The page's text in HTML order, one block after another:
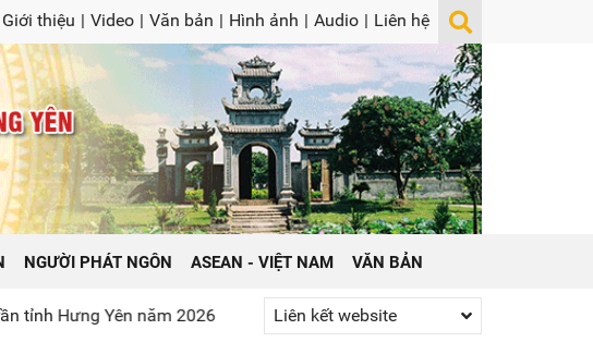
Giới thiệu | Video | Văn bản | Hình ảnh | Audio | Liên hệ
NGƯỜI PHÁT NGÔN ASEAN - VIỆT NAM VĂN BẢN
Phát huy truyền thống “Uống nước nhớ nguồn” Gửi yêu thương
Liên kết website